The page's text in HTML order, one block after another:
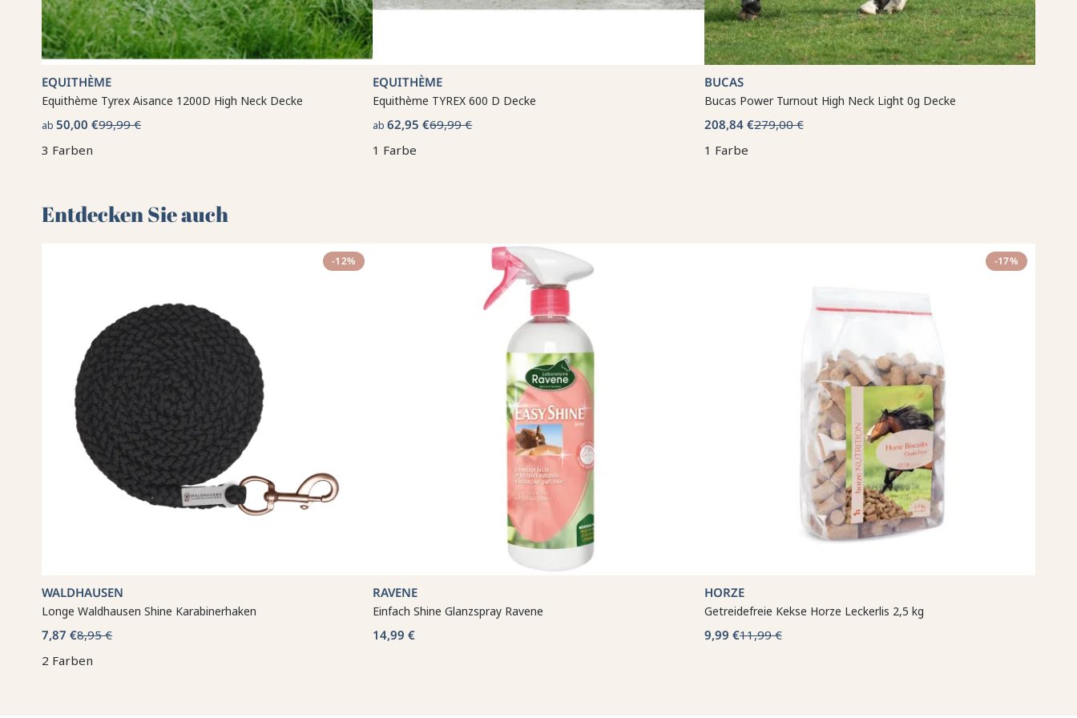
EQUITHÈME
Equithème Tyrex Aisance 1200D High Neck Decke
ab50,00 €99,99 €
3 Farben
EQUITHÈME
Equithème TYREX 600 D Decke
ab62,95 €69,99 €
1 Farbe
BUCAS
Bucas Power Turnout High Neck Light 0g Decke
208,84 €279,00 €
1 Farbe
Entdecken Sie auch 🌻
-12%
WALDHAUSEN
Longe Waldhausen Shine Karabinerhaken
7,87 €8,95 €
2 Farben
RAVENE
Einfach Shine Glanzspray Ravene
14,99 €
-17%
HORZE
Getreidefreie Kekse Horze Leckerlis 2,5 kg
9,99 €11,99 €